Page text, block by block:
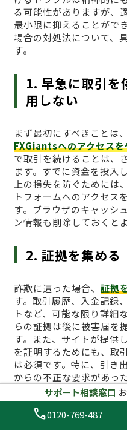
る可能性がありますが、
最小限に抑えることがで
場合の対処法について、
す。
1. 早急に取引を
用しない
まず最初にすべきことは、
FXGiantsへのアクセスを
で取引を続けることは、
ます。すでに資金を投入
上の損失を防ぐためには
トフォームへのアクセス
す。ブラウザのキャッシ
ン情報も削除しておくと
2. 証拠を集める
詐欺に遭った場合、 証拠
す。取引履歴、入金記録
トなど、可能な限り詳細
らの証拠は後に被害届を
す。また、サイトが提供
を証明するためにも、取
は必須です。特に、引き
からの不正な要求があっ
を果たします。
3. 詐欺サイト
サポート相談窓口
call0120-769-487